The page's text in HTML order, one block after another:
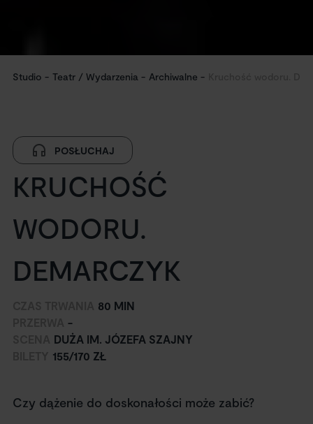
Studio Teatr / Wydarzenia Archiwalne
POSŁUCHAJ
KRUCHOŚĆ
WODORU.
DEMARCZYK
80 MIN
-
DUŻA IM. JÓZEFA SZAJNY
155/170 ZŁ
Czy dążenie do doskonałości może zabić?